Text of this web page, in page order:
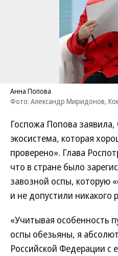
Анна Попова
Фото: Александр Миридонов,
Госпожа Попова
экосистема, которая
проверено». Глава
что в стране было
завозной оспы, которую
и не допустили никакого
«Учитывая особенность
оспы обезьяны, я
Российской Федерации с